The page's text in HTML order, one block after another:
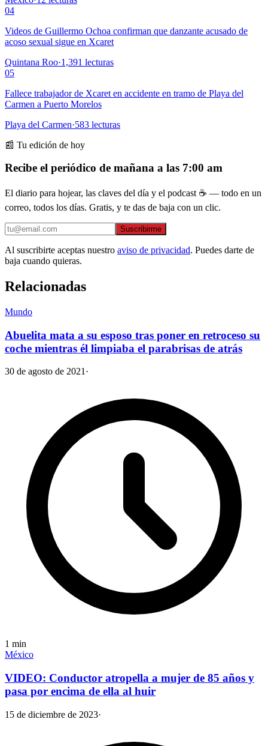
04
Videos de Guillermo Ochoa confirman que danzante acusado de
acoso sexual sigue en Xcaret
Quintana Roo·1,391 lecturas
05
Fallece trabajador de Xcaret en accidente en tramo de Playa del
Carmen a Puerto Morelos
Playa del Carmen·583 lecturas
📰 Tu edición de hoy
Recibe el periódico de mañana a las 7:00 am
El diario para hojear, las claves del día y el podcast ☕ — todo en un
correo, todos los días. Gratis, y te das de baja con un clic.
Suscribirme
Al suscribirte aceptas nuestro aviso de privacidad. Puedes darte de
baja cuando quieras.
Relacionadas
Mundo
Abuelita mata a su esposo tras poner en retroceso su
coche mientras él limpiaba el parabrisas de atrás
30 de agosto de 2021 ·
1 min
México
VIDEO: Conductor atropella a mujer de 85 años y
pasa por encima de ella al huir
15 de diciembre de 2023·